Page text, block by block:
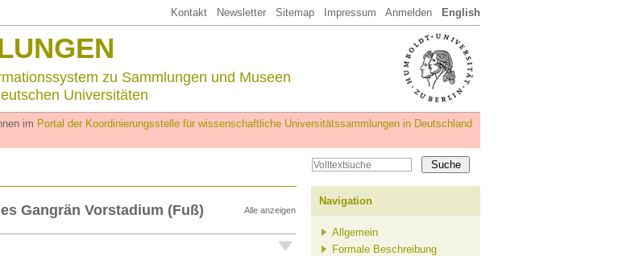
Kontakt Newsletter Sitemap Impressum Anmelden English
zu Sammlungen und Museen
Universitäten
im Portal der Koordinierungsstelle für wissenschaftliche Universitätssammlungen in Deutschland
Alle anzeigen
Gangrän Vorstadium (Fuß)
Navigation
Allgemein
Formale Beschreibung